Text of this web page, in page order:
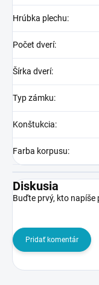
Hrúbka plechu:
Počet dverí:
Šírka dverí:
Typ zámku:
Konštukcia:
Farba korpusu:
Diskusia
Buďte prvý, kto napíše
Pridať komentár